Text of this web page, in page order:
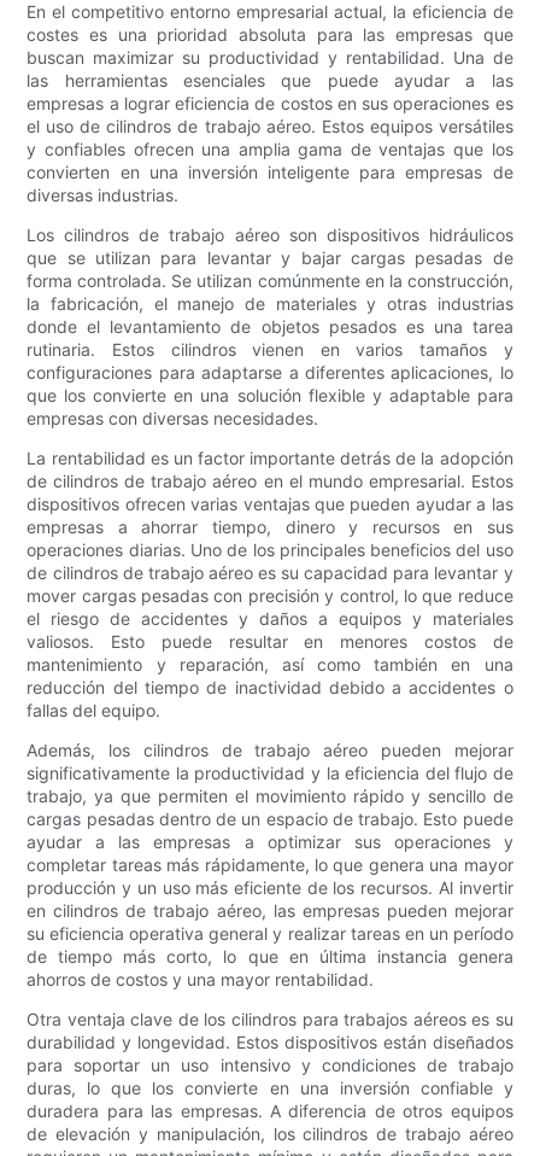
En el competitivo entorno empresarial actual, la eficiencia de
costes es una prioridad absoluta para las empresas que
buscan maximizar su productividad y rentabilidad. Una de
las herramientas esenciales que puede ayudar a las
empresas a lograr eficiencia de costos en sus operaciones es
el uso de cilindros de trabajo aéreo. Estos equipos versátiles
y confiables ofrecen una amplia gama de ventajas que los
convierten en una inversión inteligente para empresas de
diversas industrias.
Los cilindros de trabajo aéreo son dispositivos hidráulicos
que se utilizan para levantar y bajar cargas pesadas de
forma controlada. Se utilizan comúnmente en la construcción,
la fabricación, el manejo de materiales y otras industrias
donde el levantamiento de objetos pesados ​​es una tarea
rutinaria. Estos cilindros vienen en varios tamaños y
configuraciones para adaptarse a diferentes aplicaciones, lo
que los convierte en una solución flexible y adaptable para
empresas con diversas necesidades.
La rentabilidad es un factor importante detrás de la adopción
de cilindros de trabajo aéreo en el mundo empresarial. Estos
dispositivos ofrecen varias ventajas que pueden ayudar a las
empresas a ahorrar tiempo, dinero y recursos en sus
operaciones diarias. Uno de los principales beneficios del uso
de cilindros de trabajo aéreo es su capacidad para levantar y
mover cargas pesadas con precisión y control, lo que reduce
el riesgo de accidentes y daños a equipos y materiales
valiosos. Esto puede resultar en menores costos de
mantenimiento y reparación, así como también en una
reducción del tiempo de inactividad debido a accidentes o
fallas del equipo.
Además, los cilindros de trabajo aéreo pueden mejorar
significativamente la productividad y la eficiencia del flujo de
trabajo, ya que permiten el movimiento rápido y sencillo de
cargas pesadas dentro de un espacio de trabajo. Esto puede
ayudar a las empresas a optimizar sus operaciones y
completar tareas más rápidamente, lo que genera una mayor
producción y un uso más eficiente de los recursos. Al invertir
en cilindros de trabajo aéreo, las empresas pueden mejorar
su eficiencia operativa general y realizar tareas en un período
de tiempo más corto, lo que en última instancia genera
ahorros de costos y una mayor rentabilidad.
Otra ventaja clave de los cilindros para trabajos aéreos es su
durabilidad y longevidad. Estos dispositivos están diseñados
para soportar un uso intensivo y condiciones de trabajo
duras, lo que los convierte en una inversión confiable y
duradera para las empresas. A diferencia de otros equipos
de elevación y manipulación, los cilindros de trabajo aéreo